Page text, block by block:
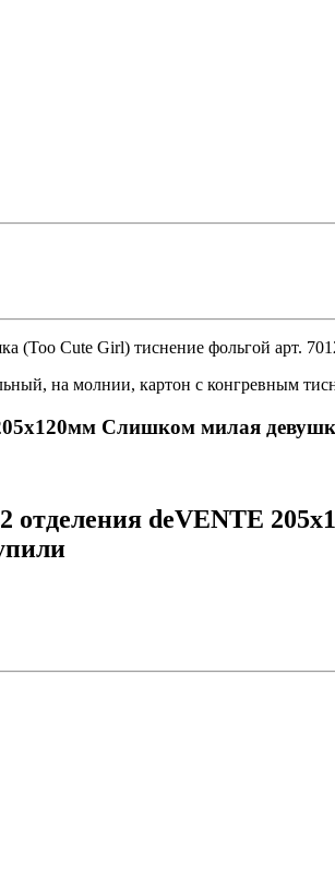
(Too Cute Girl) тиснение фольгой арт.
на молнии, картон с конгревным
Слишком милая
отделения deVENTE